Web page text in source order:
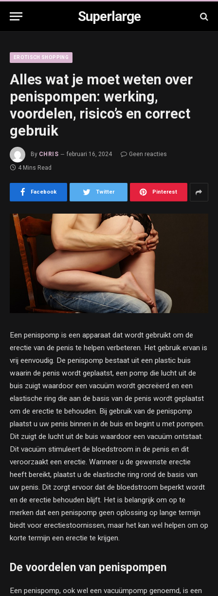
Superlarge
EROTISCH SHOPPING
Alles wat je moet weten over
penispompen: werking,
voordelen, risico’s en correct
gebruik
By CHRIS februari 16, 2024
Geen reacties
4 Mins Read
Facebook Twitter Pinterest
Een penispomp is een apparaat dat wordt gebruikt om de
erectie van de penis te helpen verbeteren. Het gebruik ervan is
vrij eenvoudig. De penispomp bestaat uit een plastic buis
waarin de penis wordt geplaatst, een pomp die lucht uit de
buis zuigt waardoor een vacuüm wordt gecreëerd en een
elastische ring die aan de basis van de penis wordt geplaatst
om de erectie te behouden. Bij gebruik van de penispomp
plaatst u uw penis binnen in de buis en begint u met pompen.
Dit zuigt de lucht uit de buis waardoor een vacuüm ontstaat.
Dit vacuüm stimuleert de bloedstroom in de penis en dit
veroorzaakt een erectie. Wanneer u de gewenste erectie
heeft bereikt, plaatst u de elastische ring rond de basis van
uw penis. Dit zorgt ervoor dat de bloedstroom beperkt wordt
en de erectie behouden blijft. Het is belangrijk om op te
merken dat een penispomp geen oplossing op lange termijn
biedt voor erectiestoornissen, maar het kan wel helpen om op
korte termijn een erectie te krijgen.
De voordelen van penispompen
Een penispomp, ook wel een vacuümpomp genoemd, is een